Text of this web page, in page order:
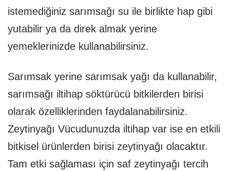
istemediğiniz sarımsağı su ile birlikte hap gibi
yutabilir ya da direk almak yerine
yemeklerinizde kullanabilirsiniz.
Sarımsak yerine sarımsak yağı da kullanabilir,
sarımsağı iltihap söktürücü bitkilerden birisi
olarak özelliklerinden faydalanabilirsiniz.
Zeytinyağı Vücudunuzda iltihap var ise en etkili
bitkisel ürünlerden birisi zeytinyağı olacaktır.
Tam etki sağlaması için saf zeytinyağı tercih